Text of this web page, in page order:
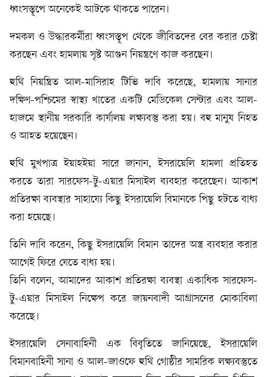
ধ্বংসস্তূপে অনেকেই আটকে থাকতে পারেন।
দমকল ও উদ্ধারকর্মীরা ধ্বংসস্তূপ থেকে জীবিতদের বের করার চেষ্টা
করছেন এবং হামলায় সৃষ্ট আগুন নিয়ন্ত্রণে কাজ করছেন।
হুথি নিয়ন্ত্রিত আল-মাসিরাহ টিভি দাবি করেছে, হামলায় সানার
দক্ষিণ-পশ্চিমের স্বাস্থ্য খাতের একটি মেডিকেল সেন্টার এবং আল-
হাজমে স্থানীয় সরকারি কার্যালয় লক্ষ্যবস্তু করা হয়। বহু মানুষ নিহত
ও আহত হয়েছেন।
হুথি মুখপাত্র ইয়াহইয়া সারে জানান, ইসরায়েলি হামলা প্রতিহত
করতে তারা সারফেস-টু-এয়ার মিসাইল ব্যবহার করেছেন। আকাশ
প্রতিরক্ষা ব্যবস্থার সাহায্যে কিছু ইসরায়েলি বিমানকে পিছু হটতে বাধ্য
করা হয়েছে।
তিনি দাবি করেন, কিছু ইসরায়েলি বিমান তাদের অস্ত্র ব্যবহার করার
আগেই ফিরে যেতে বাধ্য হয়।
তিনি বলেন, আমাদের আকাশ প্রতিরক্ষা ব্যবস্থা একাধিক সারফেস-
টু-এয়ার মিসাইল নিক্ষেপ করে জায়নবাদী আগ্রাসনের মোকাবিলা
করেছে।
ইসরায়েলি সেনাবাহিনী এক বিবৃতিতে জানিয়েছে, ইসরায়েলি
বিমানবাহিনী সানা ও আল-জাওফে হুথি গোষ্ঠীর সামরিক লক্ষ্যবস্তুতে